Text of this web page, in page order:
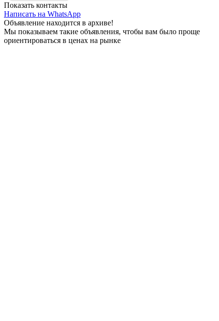
Показать контакты
Написать на WhatsApp
Объявление находится в архиве!
Мы показываем такие объявления, чтобы вам было проще
ориентироваться в ценах на рынке